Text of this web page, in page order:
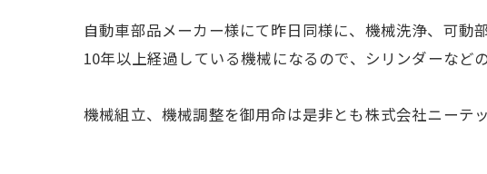
自動車部品メーカー様にて昨日同様に、機械洗浄、可動
10年以上経過している機械になるので、シリンダーなど
機械組立、機械調整を御用命は是非とも株式会社ニーテ